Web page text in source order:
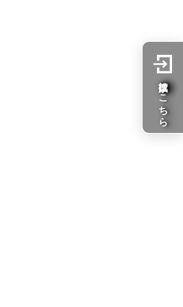
投票はこちら